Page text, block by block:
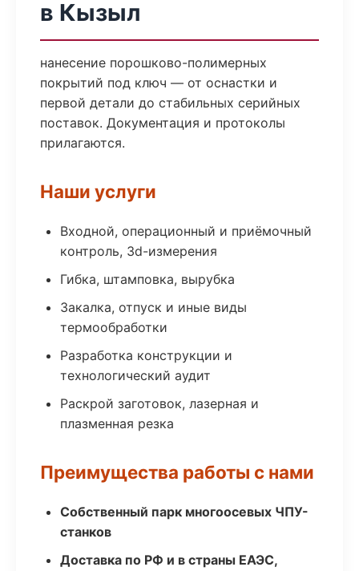
в Кызыл
нанесение порошково-полимерных
покрытий под ключ — от оснастки и
первой детали до стабильных серийных
поставок. Документация и протоколы
прилагаются.
Наши услуги
Входной, операционный и приёмочный
контроль, 3d-измерения
Гибка, штамповка, вырубка
Закалка, отпуск и иные виды
термообработки
Разработка конструкции и
технологический аудит
Раскрой заготовок, лазерная и
плазменная резка
Преимущества работы с нами
Собственный парк многоосевых ЧПУ-
станков
Доставка по РФ и в страны ЕАЭС,